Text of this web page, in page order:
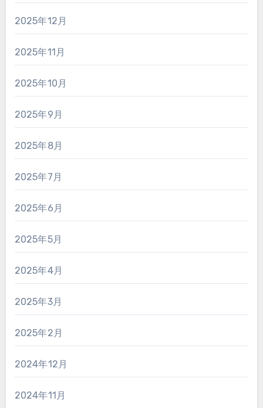
2025年12月
2025年11月
2025年10月
2025年9月
2025年8月
2025年7月
2025年6月
2025年5月
2025年4月
2025年3月
2025年2月
2024年12月
2024年11月